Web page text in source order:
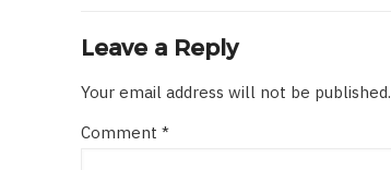
Leave a Reply
Your email address will not be published.
Comment *